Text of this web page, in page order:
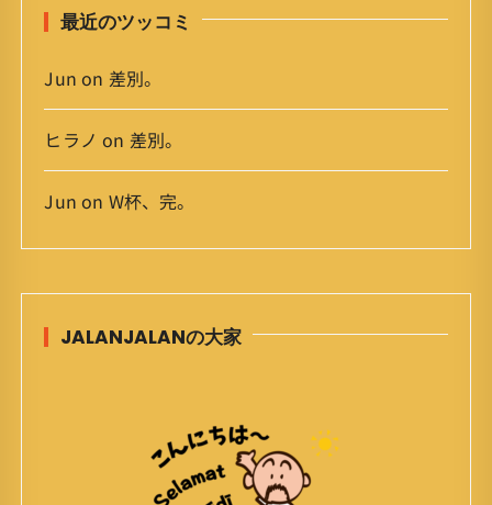
最近のツッコミ
Jun on 差別。
ヒラノ on 差別。
Jun on W杯、完。
JALANJALANの大家